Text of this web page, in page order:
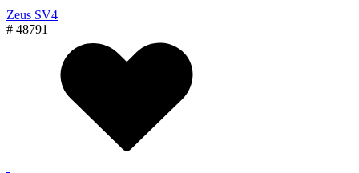
Zeus SV4
# 48791